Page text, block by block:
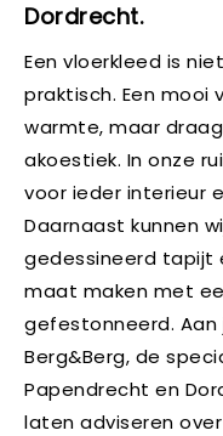
Dordrecht.
Een vloerkleed is
praktisch. Een mooi
warmte, maar
akoestiek. In onze
voor ieder interieur
Daarnaast kunnen
gedessineerd tapijt
maat maken met
gefestonneerd. Aan
Berg&Berg, de
Papendrecht en
laten adviseren